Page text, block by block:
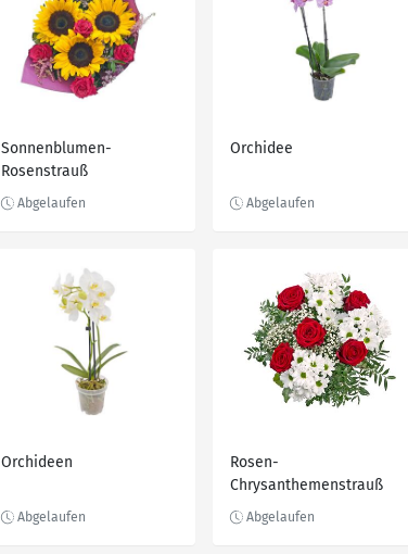
Sonnenblumen-
Rosenstrauß
Orchidee
Orchideen
Rosen-
Chrysanthemenstrauß